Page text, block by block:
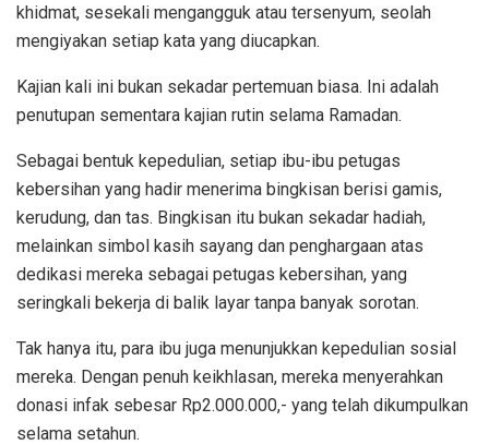
khidmat, sesekali mengangguk atau tersenyum, seolah
mengiyakan setiap kata yang diucapkan.
Kajian kali ini bukan sekadar pertemuan biasa. Ini adalah
penutupan sementara kajian rutin selama Ramadan.
Sebagai bentuk kepedulian, setiap ibu-ibu petugas
kebersihan yang hadir menerima bingkisan berisi gamis,
kerudung, dan tas. Bingkisan itu bukan sekadar hadiah,
melainkan simbol kasih sayang dan penghargaan atas
dedikasi mereka sebagai petugas kebersihan, yang
seringkali bekerja di balik layar tanpa banyak sorotan.
Tak hanya itu, para ibu juga menunjukkan kepedulian sosial
mereka. Dengan penuh keikhlasan, mereka menyerahkan
donasi infak sebesar Rp2.000.000,- yang telah dikumpulkan
selama setahun.